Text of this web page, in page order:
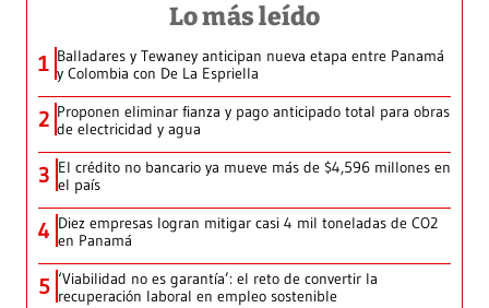
Lo más leído
1 Balladares y Tewaney anticipan nueva etapa entre Panamá
y Colombia con De La Espriella
2 Proponen eliminar fianza y pago anticipado total para obras
de electricidad y agua
3 El crédito no bancario ya mueve más de $4,596 millones en
el país
4 Diez empresas logran mitigar casi 4 mil toneladas de CO2
en Panamá
5 ‘Viabilidad no es garantía’: el reto de convertir la
recuperación laboral en empleo sostenible